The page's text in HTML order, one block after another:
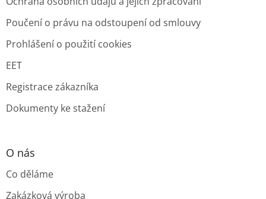
Poučení o právu na odstoupení od smlouvy
Prohlášení o použití cookies
EET
Registrace zákazníka
Dokumenty ke stažení
O nás
Co děláme
Zakázková výroba